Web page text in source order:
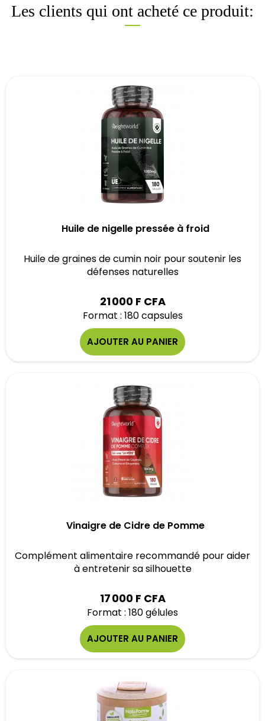
Les clients qui ont acheté ce produit:
Huile de nigelle pressée à froid
Huile de graines de cumin noir pour soutenir les
défenses naturelles
21 000 F CFA
Format : 180 capsules
AJOUTER AU PANIER
Vinaigre de Cidre de Pomme
Complément alimentaire recommandé pour aider
à entretenir sa silhouette
17 000 F CFA
Format : 180 gélules
AJOUTER AU PANIER